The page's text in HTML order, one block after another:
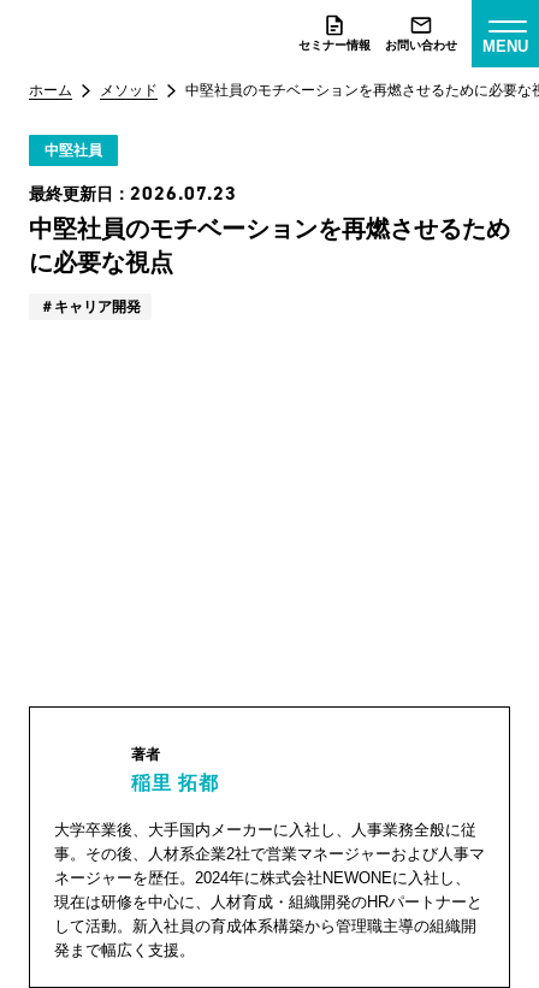
セミナー情報 お問い合わせ MENU
ホーム メソッド 中堅社員のモチベーションを再燃させるために必要な
中堅社員
最終更新日： 2026.07.23
中堅社員のモチベーションを再燃させるため
に必要な視点
キャリア開発
稲里 拓
都"
width="1
04"
height="
著者
稲里 拓都
大学卒業後、大手国内メーカーに入社し、人事業務全般に従
事。その後、人材系企業2社で営業マネージャーおよび人事マ
ネージャーを歴任。2024年に株式会社NEWONEに入社し、
現在は研修を中心に、人材育成・組織開発のHRパートナーと
して活動。新入社員の育成体系構築から管理職主導の組織開
発まで幅広く支援。